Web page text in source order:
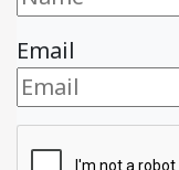
Email